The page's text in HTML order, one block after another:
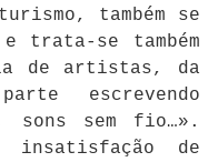
também se
trata-se também
de artistas, da
escrevendo
sons sem fio…».
insatisfação de